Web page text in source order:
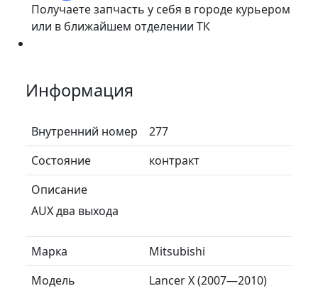
Получаете запчасть у себя в городе курьером
или в ближайшем отделении ТК
Информация
Внутренний номер
277
Состояние
контракт
Описание
AUX два выхода
Марка
Mitsubishi
Модель
Lancer X (2007—2010)